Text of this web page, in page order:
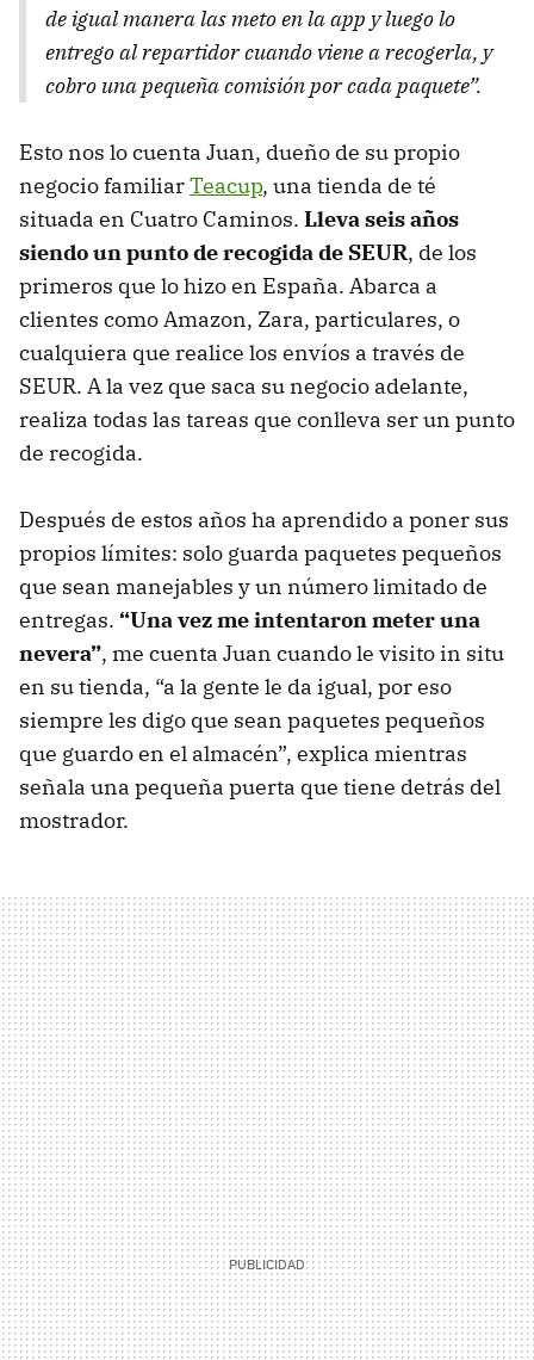
de igual manera las meto en la app y luego lo
entrego al repartidor cuando viene a recogerla, y
cobro una pequeña comisión por cada paquete”.
Esto nos lo cuenta Juan, dueño de su propio
negocio familiarTeacup, una tienda de té
situada en Cuatro Caminos. Lleva seis años
siendo un punto de recogida de SEUR, de los
primeros que lo hizo en España. Abarca a
clientes como Amazon, Zara, particulares, o
cualquiera que realice los envíos a través de
SEUR. A la vez que saca su negocio adelante,
realiza todas las tareas que conlleva ser un punto
de recogida.
Después de estos años ha aprendido a poner sus
propios límites: solo guarda paquetes pequeños
que sean manejables y un número limitado de
entregas. “Una vez me intentaron meter una
nevera”, me cuenta Juan cuando le visito in situ
en su tienda, “a la gente le da igual, por eso
siempre les digo que sean paquetes pequeños
que guardo en el almacén”, explica mientras
señala una pequeña puerta que tiene detrás del
mostrador.